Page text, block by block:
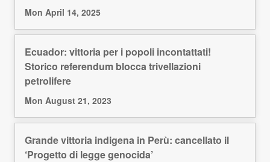
Mon April 14, 2025
Ecuador: vittoria per i popoli incontattati!
Storico referendum blocca trivellazioni
petrolifere
Mon August 21, 2023
Grande vittoria indigena in Perù: cancellato il
‘Progetto di legge genocida’